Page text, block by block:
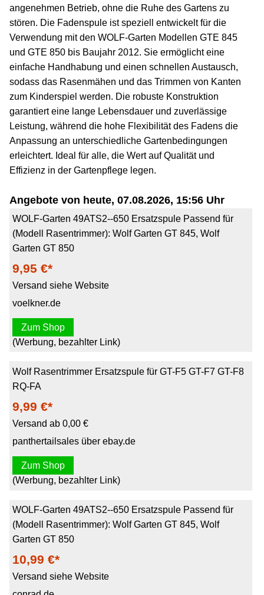
angenehmen Betrieb, ohne die Ruhe des Gartens zu
stören. Die Fadenspule ist speziell entwickelt für die
Verwendung mit den WOLF-Garten Modellen GTE 845
und GTE 850 bis Baujahr 2012. Sie ermöglicht eine
einfache Handhabung und einen schnellen Austausch,
sodass das Rasenmähen und das Trimmen von Kanten
zum Kinderspiel werden. Die robuste Konstruktion
garantiert eine lange Lebensdauer und zuverlässige
Leistung, während die hohe Flexibilität des Fadens die
Anpassung an unterschiedliche Gartenbedingungen
erleichtert. Ideal für alle, die Wert auf Qualität und
Effizienz in der Gartenpflege legen.
Angebote von heute, 07.08.2026, 15:56 Uhr
WOLF-Garten 49ATS2--650 Ersatzspule Passend für
(Modell Rasentrimmer): Wolf Garten GT 845, Wolf
Garten GT 850
9,95 €*
Versand siehe Website
voelkner.de
Zum Shop
(Werbung, bezahlter Link)
Wolf Rasentrimmer Ersatzspule für GT-F5 GT-F7 GT-F8
RQ-FA
9,99 €*
Versand ab 0,00 €
panthertailsales über ebay.de
Zum Shop
(Werbung, bezahlter Link)
WOLF-Garten 49ATS2--650 Ersatzspule Passend für
(Modell Rasentrimmer): Wolf Garten GT 845, Wolf
Garten GT 850
10,99 €*
Versand siehe Website